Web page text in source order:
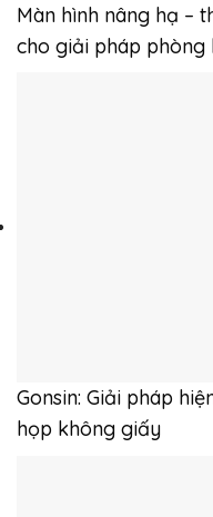
Màn hình nâng hạ –
cho giải pháp
Gonsin: Giải pháp
họp không giấy